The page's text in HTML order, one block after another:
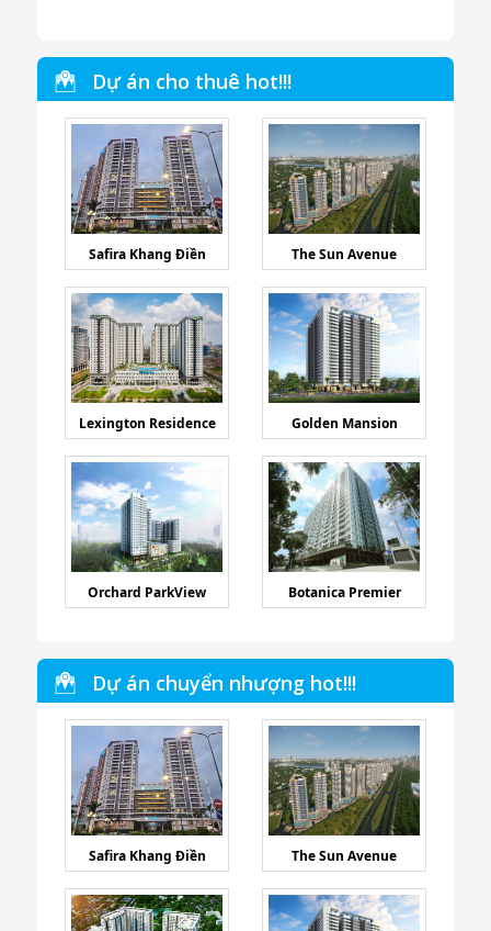
Dự án cho thuê hot!!!
Safira Khang Điền The Sun Avenue
Lexington Residence Golden Mansion
Orchard ParkView Botanica Premier
Dự án chuyển nhượng hot!!!
Safira Khang Điền The Sun Avenue